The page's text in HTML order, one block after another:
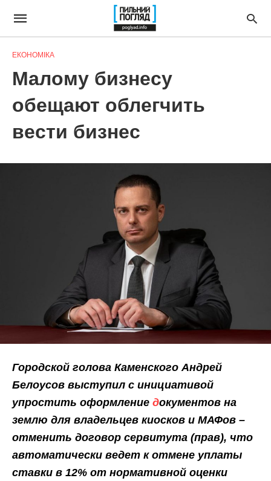
ЕКОНОМІКА
Малому бизнесу
обещают облегчить
вести бизнес
Городской голова Каменского Андрей
Белоусов выступил с инициативой
упростить оформление документов на
землю для владельцев киосков и МАФов –
отменить договор сервитута (прав), что
автоматически ведет к отмене уплаты
ставки в 12% от нормативной оценки